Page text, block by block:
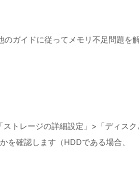
ガイドに従ってメモリ不足問題を
トレージの詳細設定」>「ディスク
を確認します（HDDである場合、